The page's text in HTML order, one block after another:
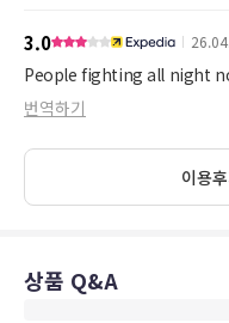
3.0
People fighting all night
번역하기
이용
상품 Q&A